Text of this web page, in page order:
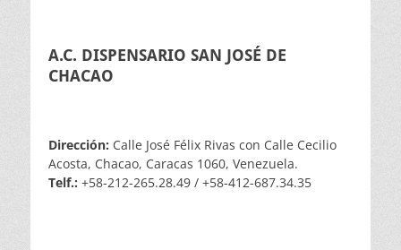
A.C. DISPENSARIO SAN JOSÉ DE
CHACAO
Dirección: Calle José Félix Rivas con Calle Cecilio
Acosta, Chacao, Caracas 1060, Venezuela.
Telf.: +58-212-265.28.49 / +58-412-687.34.35